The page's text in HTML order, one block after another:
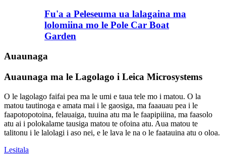
Fu'a a Peleseuma ua lalagaina ma
lolomiina mo le Pole Car Boat
Garden
Auaunaga
Auaunaga ma le Lagolago i Leica Microsystems
O le lagolago faifai pea ma le umi e taua tele mo i matou. O la
matou tautinoga e amata mai i le gaosiga, ma faaauau pea i le
faapotopotoina, felauaiga, tuuina atu ma le faapipiiina, ma faasolo
atu ai i polokalame tausiga matou te ofoina atu. Aua matou te
talitonu i le lalolagi i aso nei, e le lava le na o le faatauina atu o oloa.
Lesitala